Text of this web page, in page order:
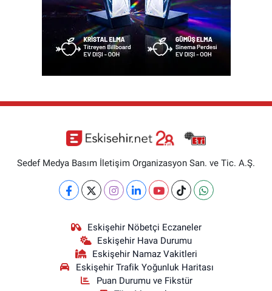
Sedef Medya Basım İletişim Organizasyon San. ve Tic. A.Ş.
Eskişehir Nöbetçi Eczaneler
Eskişehir Hava Durumu
Eskişehir Namaz Vakitleri
Eskişehir Trafik Yoğunluk Haritası
Puan Durumu ve Fikstür